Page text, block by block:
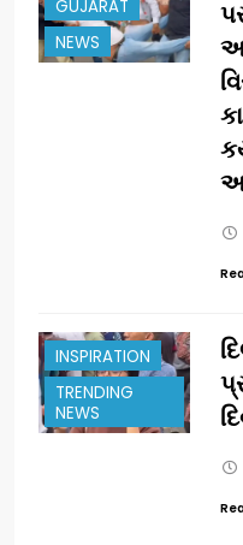
GUJARAT
NEWS
INSPIRATION
TRENDING
NEWS